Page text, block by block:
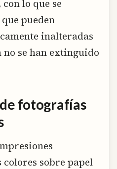
lo que se
pueden
inalteradas
se han extinguido
fotografías
sobre papel